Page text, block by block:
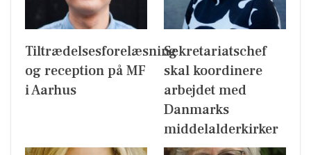
Tiltrædelsesforelæsning
og reception på MF
i Aarhus
Sekretariatschef
skal koordinere
arbejdet med
Danmarks
middelalderkirker